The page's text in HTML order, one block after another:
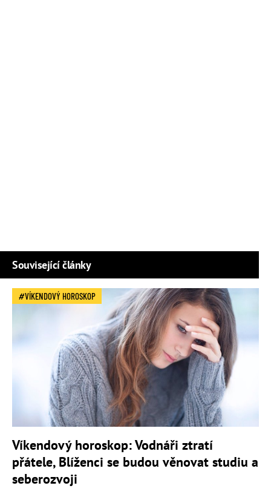
Související články
VÍKENDOVÝ HOROSKOP
Víkendový horoskop: Vodnáři ztratí
přátele, Blíženci se budou věnovat studiu a
seberozvoji